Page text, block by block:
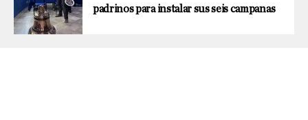
padrinos para instalar sus seis campanas